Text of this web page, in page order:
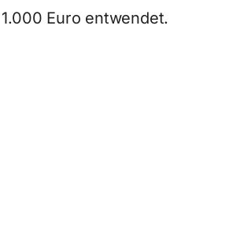
Euro entwendet.